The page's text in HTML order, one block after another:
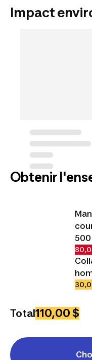
Impact
Obtenir
500
Total110,00 $